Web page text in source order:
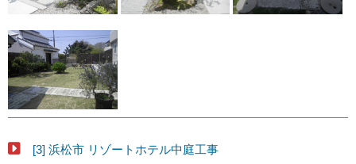
[3] 浜松市 リゾートホテル中庭工事